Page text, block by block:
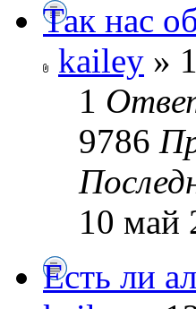
Так нас
kailey »
1
9786
10 май
Есть ли